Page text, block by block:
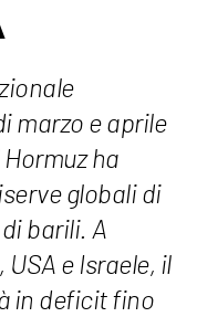
marzo e aprile
ha
globali di
barili. A
e Israele, il
in deficit fino